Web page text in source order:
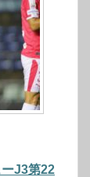
J3第22